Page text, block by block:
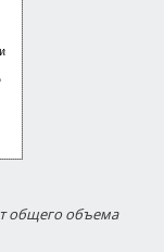
общего объема